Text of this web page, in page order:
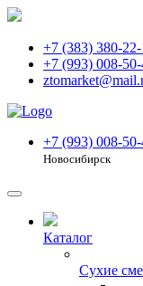
+7 (383) 380-22-
+7 (993) 008-
+7 (993) 008-
Новосибирск
Каталог
Сухие